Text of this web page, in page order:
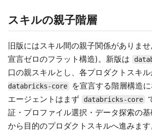
スキルの親子階層
旧版にはスキル間の親子関係がありま
宣言ゼロのフラット構造)。新版は
口の親スキルとし、各プロダクトスキ
databricks-core
を宣言する階層構造に
エージェントはまず
databricks-core
証・プロファイル選択・データ探索の
から目的のプロダクトスキルへ進みます